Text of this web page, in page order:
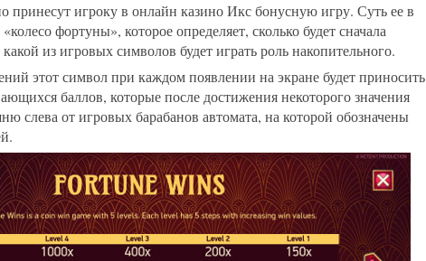
принесут игроку в онлайн казино Икс бонусную игру. Суть ее в
фортуны», которое определяет, сколько будет сначала
из игровых символов будет играть роль накопительного.
этот символ при каждом появлении на экране будет приносить
баллов, которые после достижения некоторого значения
слева от игровых барабанов автомата, на которой обозначены